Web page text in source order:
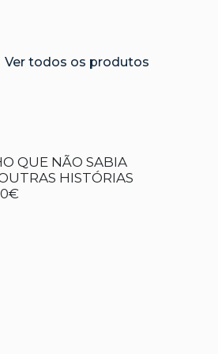
Ver todos os produtos
QUE NÃO SABIA
HISTÓRIAS